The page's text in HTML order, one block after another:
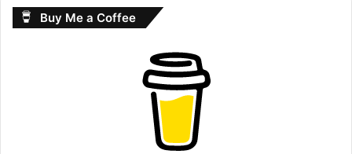
Buy Me a Coffee